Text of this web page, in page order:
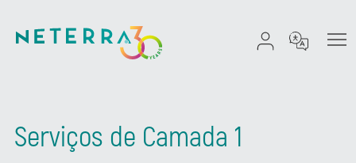
Serviços de Camada 1